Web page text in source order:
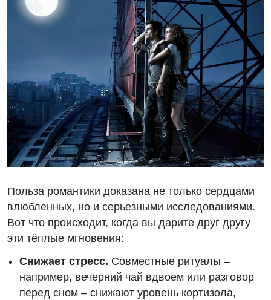
Польза романтики доказана не только сердцами
влюбленных, но и серьезными исследованиями.
Вот что происходит, когда вы дарите друг другу
эти тёплые мгновения:
Снижает стресс. Совместные ритуалы –
например, вечерний чай вдвоем или разговор
перед сном – снижают уровень кортизола,